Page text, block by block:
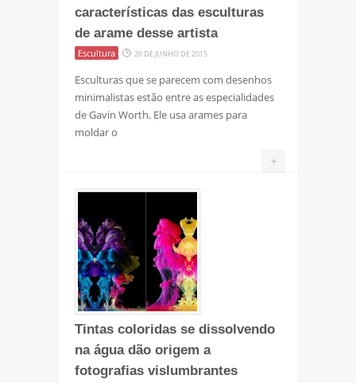
características das esculturas
de arame desse artista
Escultura 26 DE JUNHO DE 2015
Esculturas que se parecem com desenhos
minimalistas estão entre as especialidades
de Gavin Worth. Ele usa arames para
moldar o
+
Tintas coloridas se dissolvendo
na água dão origem a
fotografias vislumbrantes